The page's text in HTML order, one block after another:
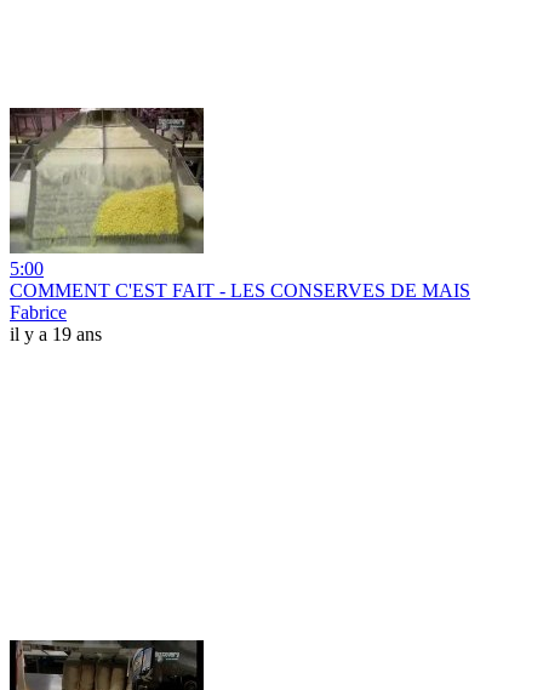
5:00
COMMENT C'EST FAIT - LES CONSERVES DE MAIS
Fabrice
il y a 19 ans